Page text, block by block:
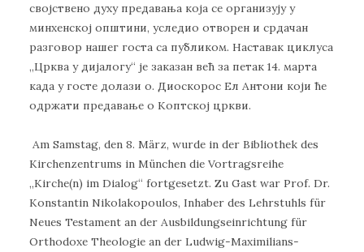
својствено духу предавања која се организују у
минхенској општини, уследио отворен и срдачан
разговор нашег госта са публиком. Наставак циклуса
„Црква у дијалогу“ је заказан већ за петак 14. марта
када у госте долази о. Диоскорос Ел Антони који ће
одржати предавање о Коптској цркви.
Am Samstag, den 8. März, wurde in der Bibliothek des
Kirchenzentrums in München die Vortragsreihe
„Kirche(n) im Dialog“ fortgesetzt. Zu Gast war Prof. Dr.
Konstantin Nikolakopoulos, Inhaber des Lehrstuhls für
Neues Testament an der Ausbildungseinrichtung für
Orthodoxe Theologie an der Ludwig-Maximilians-